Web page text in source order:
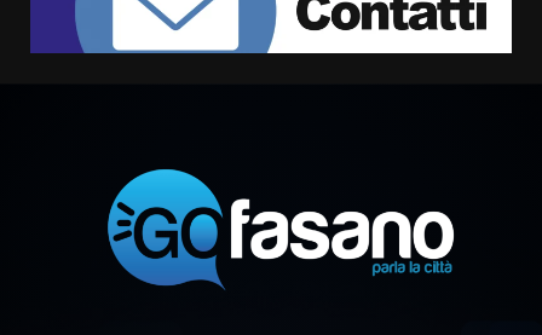
Cura dei beni comuni e
La magia del Minareto e la prima
assoluta de “L’Albergo
Belvedere. Il rapimento”
6 Agosto 2026 06:15